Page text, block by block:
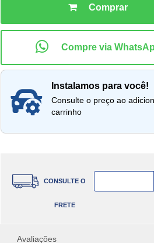
instalamos para você!
Consulte o preço ao adicionar ao
carrinho
CONSULTE O
FRETE
Avaliações